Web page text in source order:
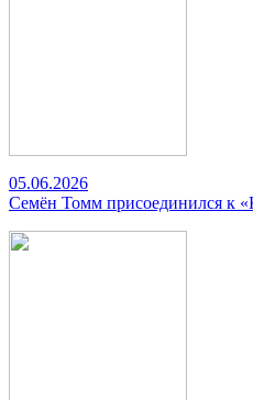
05.06.2026
Семён Томм присоединился к